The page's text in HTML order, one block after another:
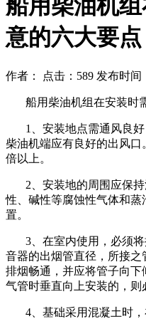
船用柴油机
意的六大要点
作者： 点击：589 发布时间
船用柴油机组在安装时
1
、安装地点需通风良
柴油机端应有良好的出风
倍以上。
2 、安装地的周围应保
性、碱性等腐蚀性气体和
置。
3 、在室内使用，必须
音器的出烟管直径，所接之
排烟畅通，并应将管子向下
气管时垂直向上安装的，则
4 、基础采用混凝土时